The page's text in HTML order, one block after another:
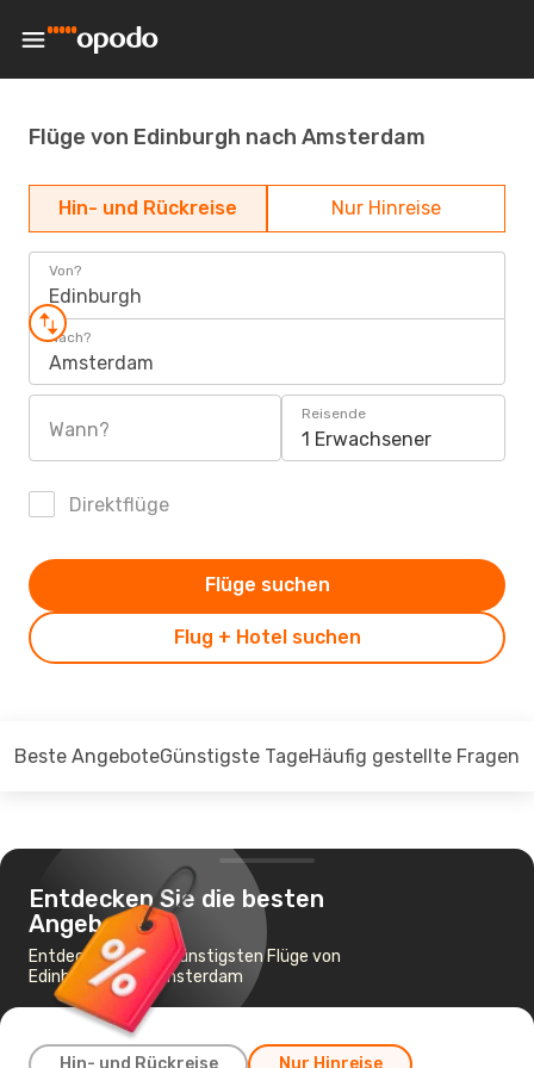
Flüge von Edinburgh nach Amsterdam
Hin- und Rückreise Nur Hinreise
Von?
Edinburgh
Nach?
Amsterdam
Wann?
Reisende
1 Erwachsener
Direktflüge
Flug + Hotel suchen
Flüge suchen
Beste AngeboteGünstigste TageHäufig gestellte Fragen
Entdecken Sie die besten
Angebote
Entdecken Sie die günstigsten Flüge von
Edinburgh nach Amsterdam
Hin- und Rückreise Nur Hinreise